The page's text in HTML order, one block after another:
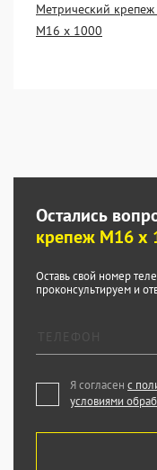
Метрический
М16 х 1000
Остались
крепеж М16 х
Оставь свой номер
проконсультируем и
Я согласен с
условиями